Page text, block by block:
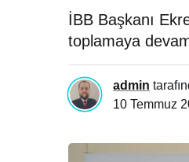
İBB Başkanı
toplamaya
admin
10 Temmuz